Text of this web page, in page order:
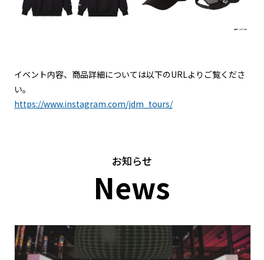
イベント内容、商品詳細については以下のURLよりご覧くださ
い。
https://www.instagram.com/jdm_tours/
お知らせ
News